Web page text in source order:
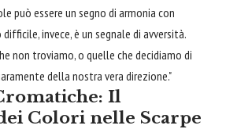
può essere un segno di armonia con
invece, è un segnale di avversità.
non troviamo, o quelle che decidiamo di
della nostra vera direzione."
Il
Colori nelle Scarpe